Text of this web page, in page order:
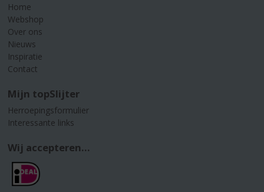
Home
Webshop
Over ons
Nieuws
Inspiratie
Contact
Mijn topSlijter
Herroepingsformulier
Interessante links
Wij accepteren...